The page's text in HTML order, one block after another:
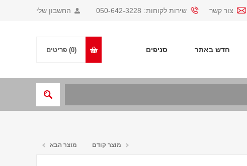
החשבון שלי צור קשר שירות לקוחות: 050-642-3228
חדש באתר סניפים (0) פריטים
מוצר קודם מוצר הבא